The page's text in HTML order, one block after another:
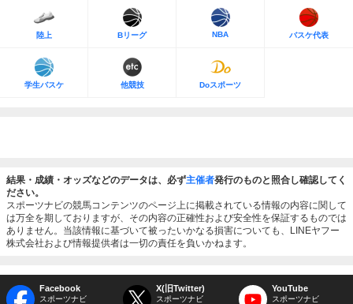
陸上 Bリーグ NBA バスケ代表
学生バスケ 他競技 Doスポーツ
結果・成績・オッズなどのデータは、必ず主催者発行のものと照合し確認してく
ださい。
スポーツナビの競馬コンテンツのページ上に掲載されている情報の内容に関して
は万全を期しておりますが、その内容の正確性および安全性を保証するものでは
ありません。当該情報に基づいて被ったいかなる損害についても、LINEヤフー
株式会社および情報提供者は一切の責任を負いかねます。
Facebook
スポーツナビ
X(旧Twitter)
スポーツナビ
YouTube
スポーツナビ